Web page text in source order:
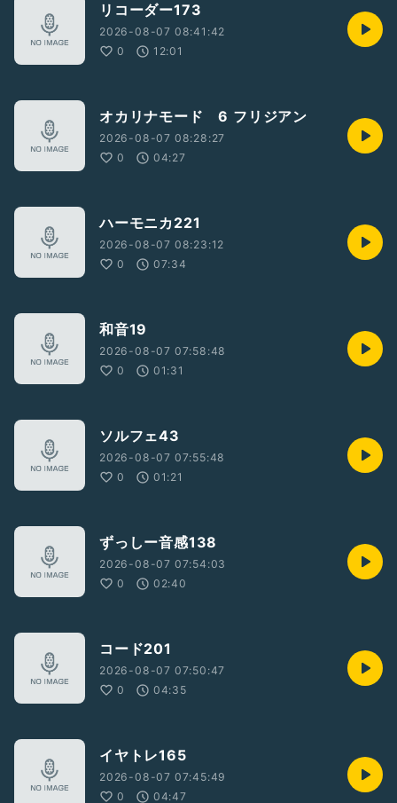
リコーダー173
2026-08-07 08:41:42
0
12:01
オカリナモード 6 フリジアン
2026-08-07 08:28:27
0
04:27
ハーモニカ221
2026-08-07 08:23:12
0
07:34
和音19
2026-08-07 07:58:48
0
01:31
ソルフェ43
2026-08-07 07:55:48
0
01:21
ずっしー音感138
2026-08-07 07:54:03
0
02:40
コード201
2026-08-07 07:50:47
0
04:35
イヤトレ165
2026-08-07 07:45:49
0
04:47